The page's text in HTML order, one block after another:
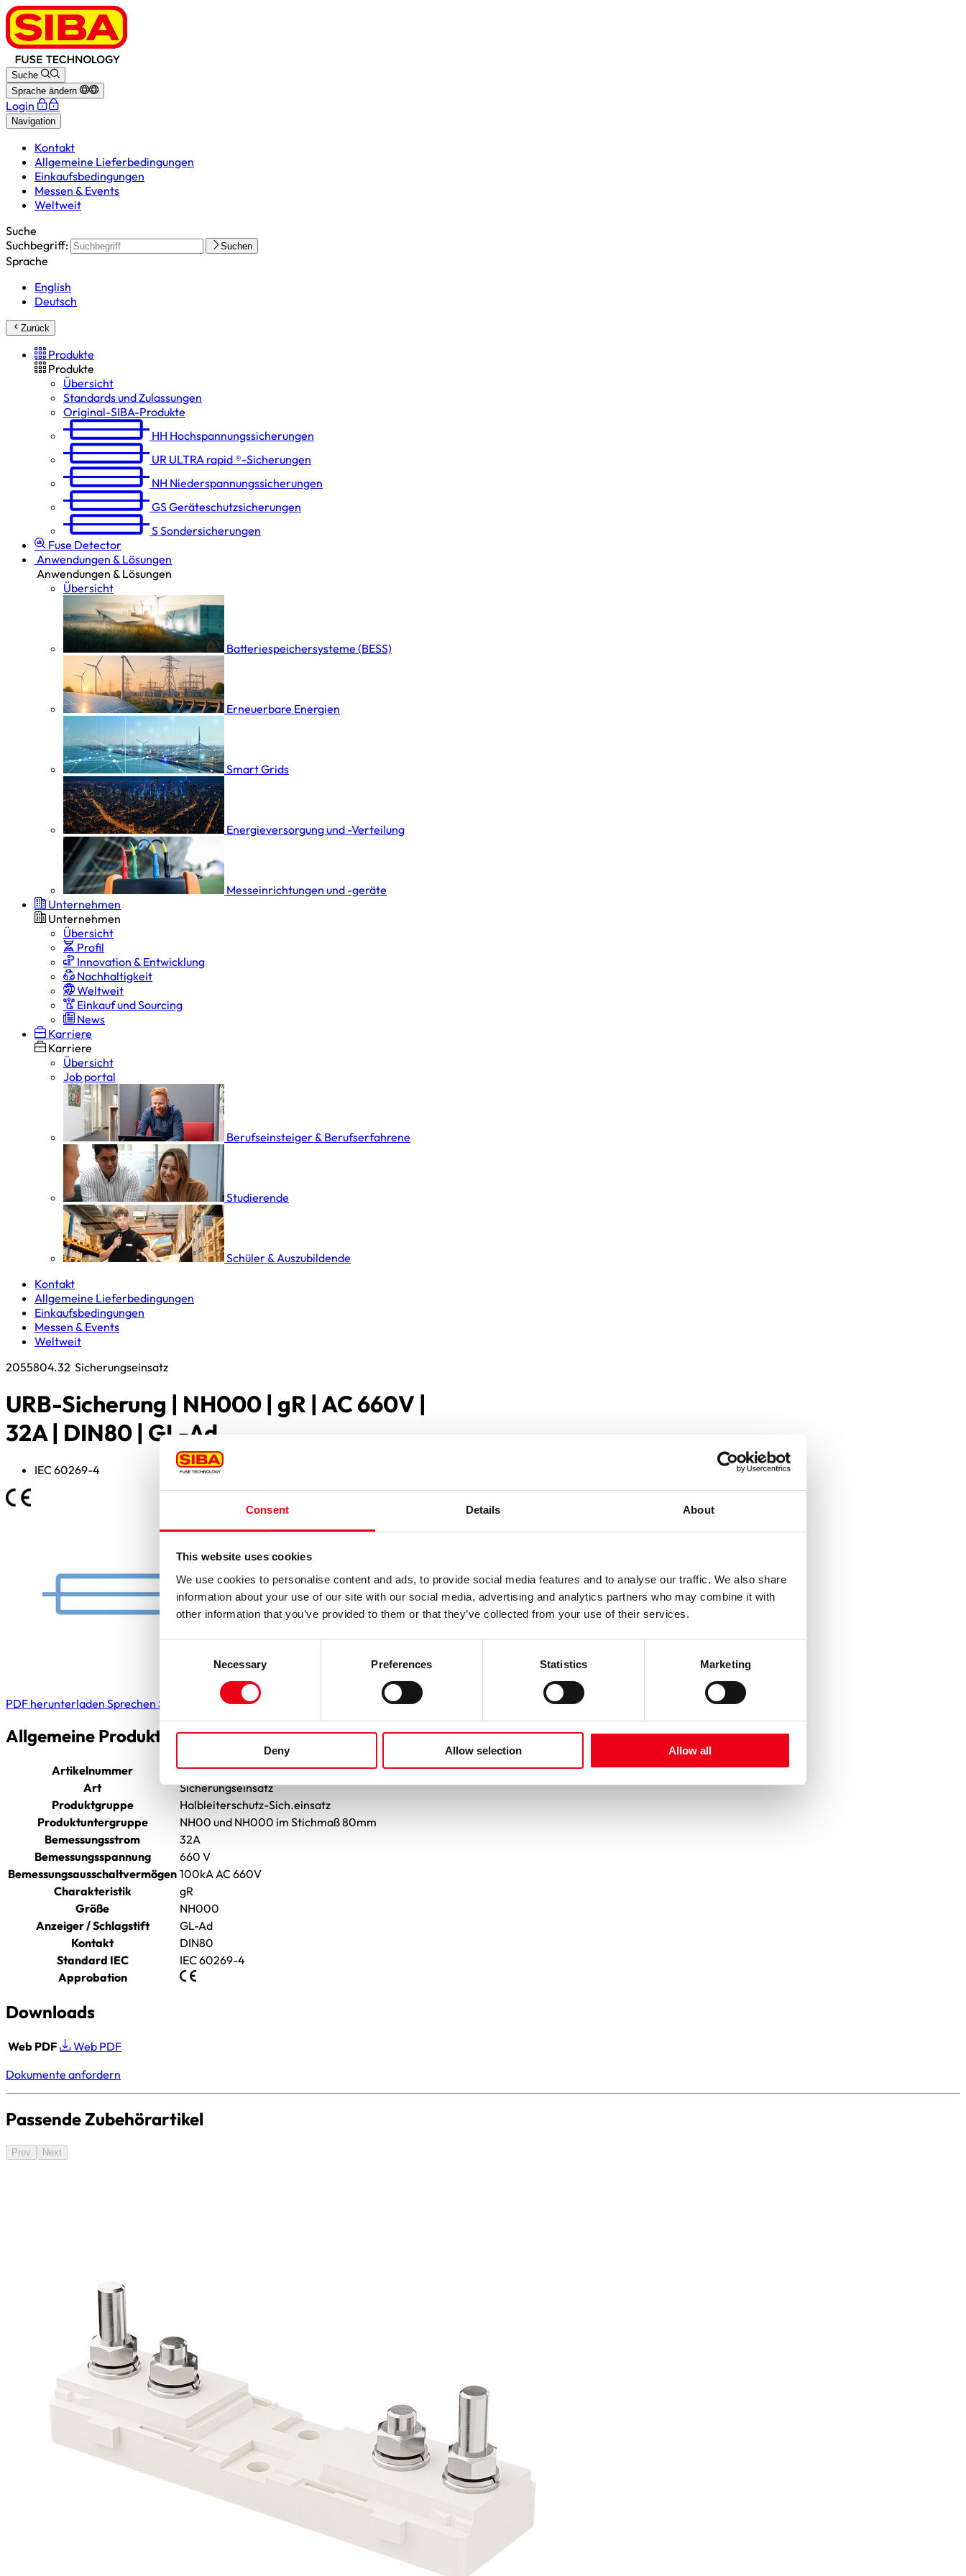
Consent Details About
This website uses cookies
We use cookies to personalise content and ads, to provide social media features and to analyse our traffic. We also share
information about your use of our site with our social media, advertising and analytics partners who may combine it with
other information that you’ve provided to them or that they’ve collected from your use of their services.
Necessary Preferences Statistics Marketing
Deny Allow selection Allow all
Suche
Sprache ändern
Login
Navigation
Kontakt
Allgemeine Lieferbedingungen
Einkaufsbedingungen
Messen & Events
Weltweit
Suche
Suchbegriff:
Suchen
Sprache
English
Deutsch
Zurück
Produkte
Produkte
Übersicht
Standards und Zulassungen
Original-SIBA-Produkte
HH Hochspannungs­sicherungen
UR ULTRA rapid ®-Sicherungen
NH Niederspannungs­sicherungen
GSGeräteschutz­sicherungen
SSondersicherungen
Fuse Detector
Anwendungen & Lösungen
Anwendungen & Lösungen
Übersicht
Batterie­speicher­systeme (BESS)
Erneuerbare Energien
Smart Grids
Energieversorgung und -Verteilung
Messeinrichtungen und -geräte
Unternehmen
Unternehmen
Übersicht
Profil
Innovation & Entwicklung
Nachhaltigkeit
Weltweit
Einkauf und Sourcing
News
Karriere
Karriere
Übersicht
Job portal
Berufseinsteiger & Berufserfahrene
Studierende
Schüler & Auszubildende
Kontakt
Allgemeine Lieferbedingungen
Einkaufsbedingungen
Messen & Events
Weltweit
2055804.32 Sicherungseinsatz
URB-Sicherung | NH000 | gR | AC 660V |
32A | DIN80 | GL-Ad
IEC 60269-4
PDF herunterladen Sprechen Sie uns an
Allgemeine Produktdaten
Artikelnummer
2055804.32
Art
Sicherungseinsatz
Produktgruppe
Halbleiterschutz-Sich.einsatz
Produktuntergruppe
NH00 und NH000 im Stichmaß 80mm
Bemessungsstrom
32A
Bemessungsspannung
660 V
Bemessungsausschaltvermögen 100kA AC 660V
Charakteristik
gR
Größe
NH000
Anzeiger / Schlagstift
GL-Ad
Kontakt
DIN80
Standard IEC
IEC 60269-4
Approbation
Downloads
Web PDF
Web PDF
Dokumente anfordern
Passende Zubehörartikel
Prev Next